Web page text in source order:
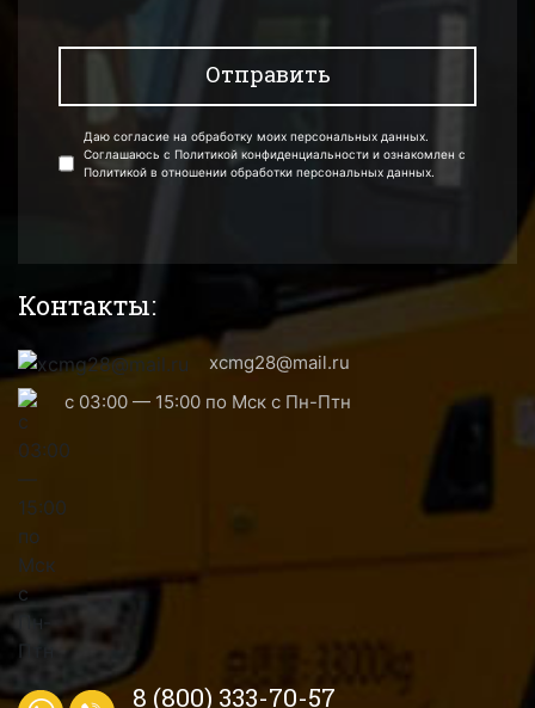
Даю согласие на обработку моих персональных данных.
Соглашаюсь с Политикой конфиденциальности и ознакомлен с
Политикой в отношении обработки персональных данных.
Контакты:
xcmg28@mail.ru
с 03:00 — 15:00 по Мск с Пн-Птн
8 (800) 333-70-57